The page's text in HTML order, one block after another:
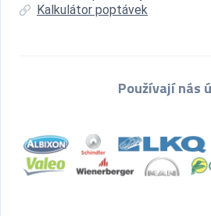
Kalkulátor poptávek
Používají nás